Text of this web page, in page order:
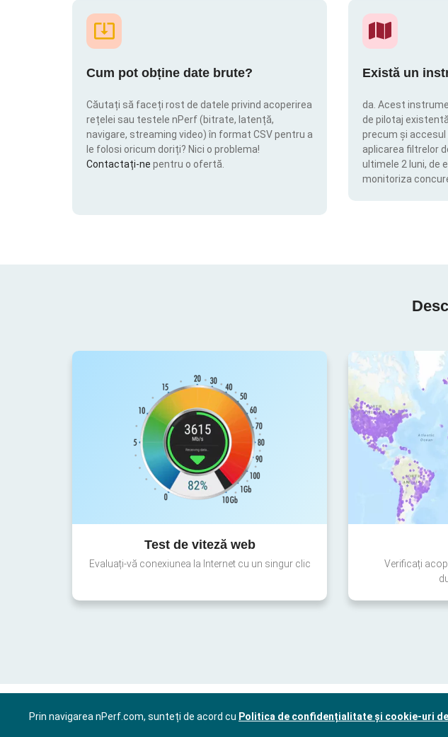
Cum pot obține date brute?
Căutați să faceți rost de datele privind acoperirea
rețelei sau testele nPerf (bitrate, latență,
navigare, streaming video) în format CSV pentru a
le folosi oricum doriți? Nici o problema!
Contactați-ne pentru o ofertă.
Există un
da. Acest
de pilotaj
precum și
aplicarea filtrelor
ultimele 2 luni, de
monitoriza
Test de viteză web
Evaluați-vă conexiunea la Internet cu un singur clic
Verificați
Prin navigarea nPerf.com, sunteți de acord cu Politica de confidențialitate și cookie-uri